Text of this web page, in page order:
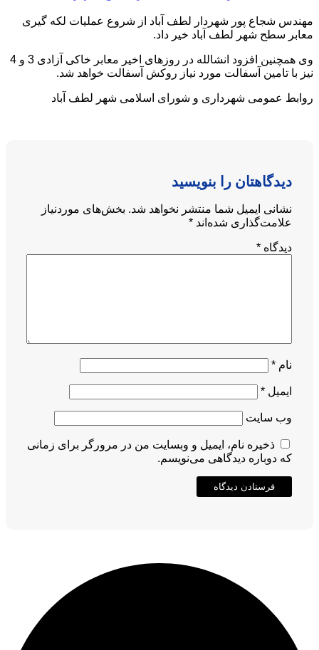
مهندس شجاع پور شهردار لطف آباد از شروع عملیات لکه گیری
معابر سطح شهر لطف آباد خیر داد.
وی همچنین افزود انشالله در روزهای اخیر معابر خاکی آزادی 3 و 4
نیز با تامین آسفالت مورد نیاز روکش آسفالت خواهد شد.
روابط عمومی شهرداری و شورای اسلامی شهر لطف آباد
دیدگاهتان را بنویسید
نشانی ایمیل شما منتشر نخواهد شد. بخش‌های موردنیاز
علامت‌گذاری شده‌اند *
دیدگاه *
نام *
ایمیل *
وب‌ سایت
ذخیره نام، ایمیل و وبسایت من در مرورگر برای زمانی
که دوباره دیدگاهی می‌نویسم.